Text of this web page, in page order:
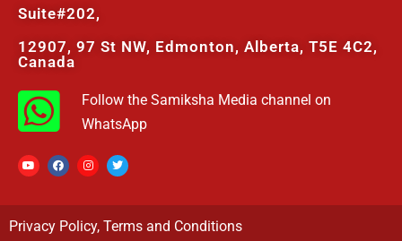
Suite#202,
12907, 97 St NW, Edmonton, Alberta, T5E 4C2,
Canada
Follow the Samiksha Media channel on
WhatsApp
Privacy Policy, Terms and Conditions